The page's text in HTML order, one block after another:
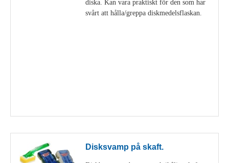
diska. Kan vara praktiskt för den som har
svårt att hålla/greppa diskmedelsflaskan.
Disksvamp på skaft.